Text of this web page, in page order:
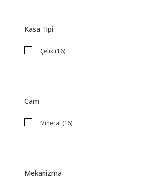
Kasa Tipi
Çelik (16)
Cam
Mineral (16)
Mekanizma